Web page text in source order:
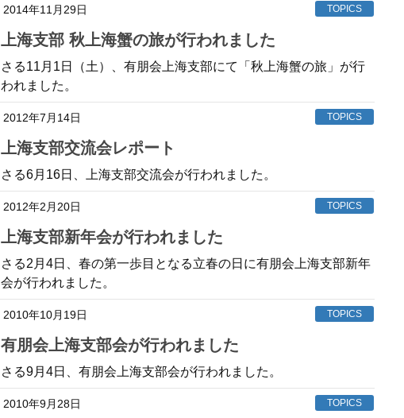
2014年11月29日 TOPICS
上海支部 秋上海蟹の旅が行われました
さる11月1日（土）、有朋会上海支部にて「秋上海蟹の旅」が行
われました。
2012年7月14日 TOPICS
上海支部交流会レポート
さる6月16日、上海支部交流会が行われました。
2012年2月20日 TOPICS
上海支部新年会が行われました
さる2月4日、春の第一歩目となる立春の日に有朋会上海支部新年
会が行われました。
2010年10月19日 TOPICS
有朋会上海支部会が行われました
さる9月4日、有朋会上海支部会が行われました。
2010年9月28日 TOPICS